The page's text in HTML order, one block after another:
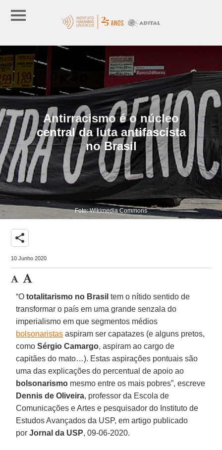
Antirracismo é o núcleo
central da luta antifascista
no Brasil
Foto: Wikimedia Commons
share
10 Junho 2020
“Ototalitarismo no Brasil tem o nítido sentido de
transformar o país em uma grande senzala do
imperialismo em que segmentos médios
bolsonaristas aspiram ser capatazes (e alguns pretos,
comoSérgio Camargo, aspiram ao cargo de
capitães do mato…). Estas aspirações pontuais são
uma das explicações do percentual de apoio ao
bolsonarismo mesmo entre os mais pobres”, escreve
Dennis de Oliveira, professor da Escola de
Comunicações e Artes e pesquisador do Instituto de
Estudos Avançados da USP, em artigo publicado
porJornal da USP, 09-06-2020.